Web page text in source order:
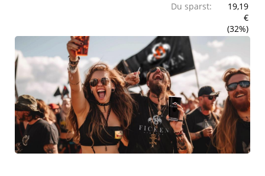
Du sparst:
19,19
€
(32%)